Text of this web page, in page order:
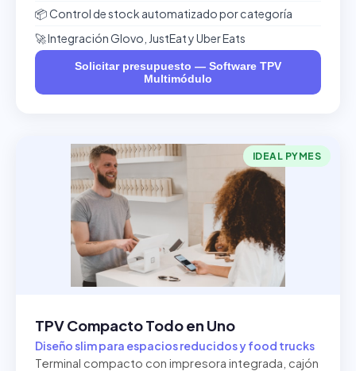
📦 Control de stock automatizado por categoría
🚀 Integración Glovo, JustEat y Uber Eats
Solicitar presupuesto — Software TPV
Multimódulo
IDEAL PYMES
TPV Compacto Todo en Uno
Diseño slim para espacios reducidos y food trucks
Terminal compacto con impresora integrada, cajón